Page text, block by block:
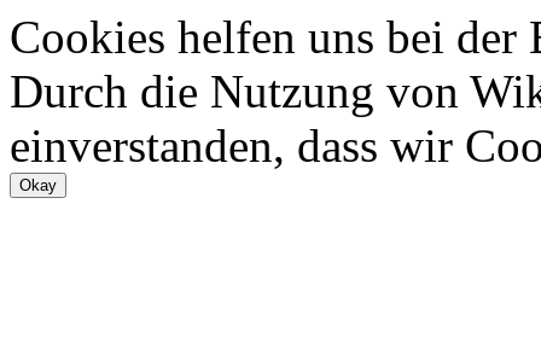
Cookies helfen uns bei
Durch die Nutzung von
einverstanden, dass wir